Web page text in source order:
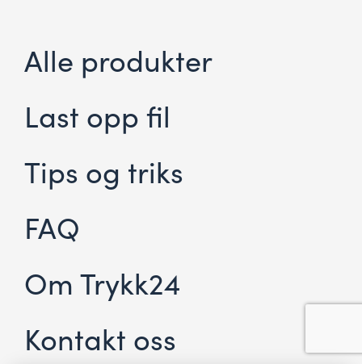
Alle produkter
Last opp fil
Tips og triks
FAQ
Om Trykk24
Kontakt oss